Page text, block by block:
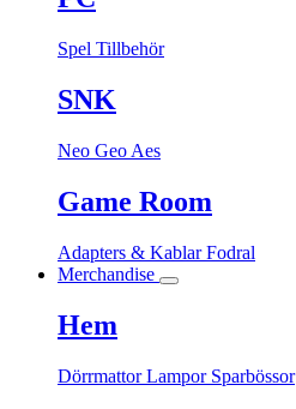
Spel Tillbehör
SNK
Neo Geo Aes
Game Room
Adapters & KablarFodral
Merchandise
Hem
DörrmattorLampor Sparbössor